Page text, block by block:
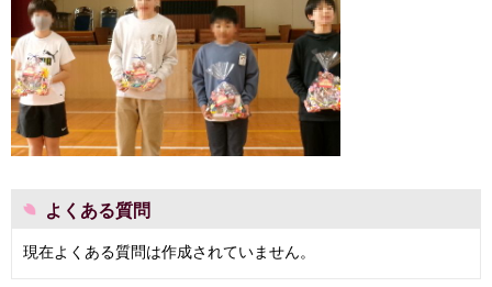
よくある質問
現在よくある質問は作成されていません。